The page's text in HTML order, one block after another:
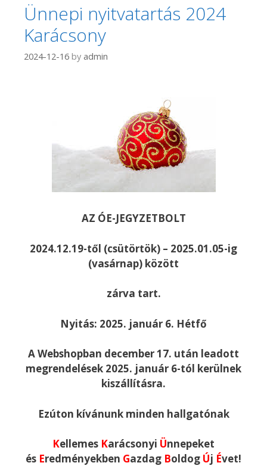
Ünnepi nyitvatartás 2024
Karácsony
2024-12-16 by admin
AZ ÓE-JEGYZETBOLT
2024.12.19-től (csütörtök) – 2025.01.05-ig
(vasárnap) között
zárva tart.
Nyitás: 2025. január 6. Hétfő
A Webshopban december 17. után leadott
megrendelések 2025. január 6-tól kerülnek
kiszállításra.
Ezúton kívánunk minden hallgatónak
Kellemes Karácsonyi Ünnepeket
és Eredményekben Gazdag Boldog Új Évet!